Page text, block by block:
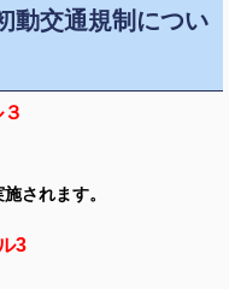
動交通規制につい
されます。
3